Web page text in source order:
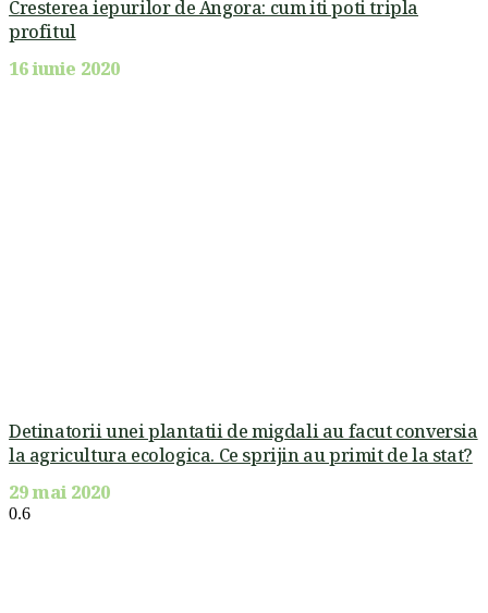
Cresterea iepurilor de Angora: cum iti poti tripla
profitul
16 iunie 2020
Detinatorii unei plantatii de migdali au facut conversia
la agricultura ecologica. Ce sprijin au primit de la stat?
29 mai 2020